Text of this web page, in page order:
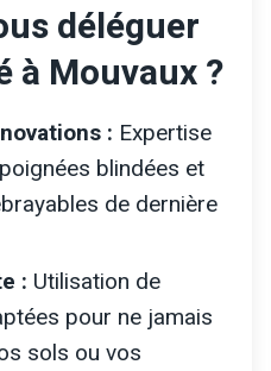
déléguer
à Mouvaux ?
: Expertise
blindées et
de dernière
: Utilisation de
pour ne jamais
sols ou vos